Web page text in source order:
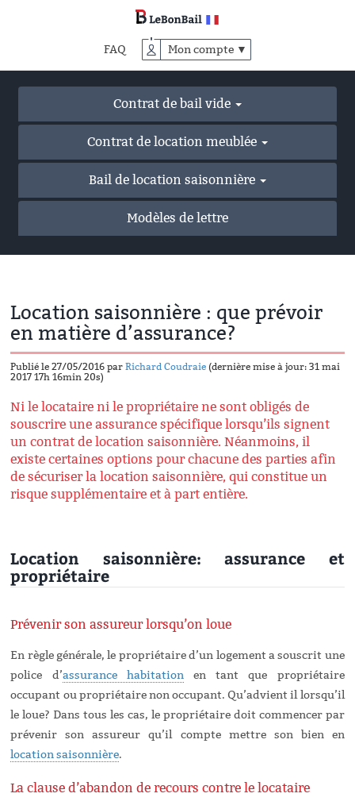
FAQ Mon compte ▼
Contrat de bail vide
Contrat de location meublée
Bail de location saisonnière
Modèles de lettre
Location saisonnière : que prévoir
en matière d’assurance?
Publié le 27/05/2016 parRichard Coudraie (dernière mise à jour: 31 mai
2017 17h 16min 20s)
Ni le locataire ni le propriétaire ne sont obligés de
souscrire une assurance spécifique lorsqu’ils signent
un contrat de location saisonnière. Néanmoins, il
existe certaines options pour chacune des parties afin
de sécuriser la location saisonnière, qui constitue un
risque supplémentaire et à part entière.
Location saisonnière: assurance et
propriétaire
Prévenir son assureur lorsqu’on loue
En règle générale, le propriétaire d’un logement a souscrit une
police d’assurance habitationen tant que propriétaire
occupant ou propriétaire non occupant. Qu’advient il lorsqu’il
le loue? Dans tous les cas, le propriétaire doit commencer par
prévenir son assureur qu’il compte mettre son bien en
location saisonnière.
La clause d’abandon de recours contre le locataire